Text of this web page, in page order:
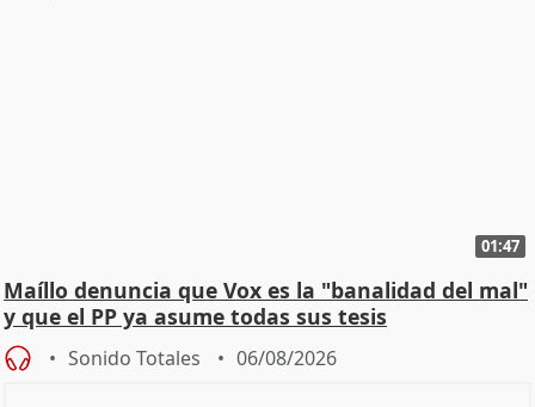
01:47
Maíllo denuncia que Vox es la "banalidad del mal"
y que el PP ya asume todas sus tesis
Sonido Totales 06/08/2026